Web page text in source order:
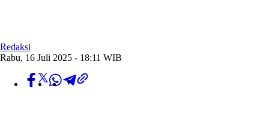
Redaksi
Rabu, 16 Juli 2025 - 18:11 WIB